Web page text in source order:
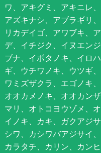
ワ、アキグミ、アキニレ
アズキナシ、アブラギリ
リカデイゴ、アワブキ、
デ、イチジク、イヌエン
ブナ、イボタノキ、イロ
ギ、ウチワノキ、ウツギ
ワミズザクラ、エゴノキ
オオカメノキ、オオカン
マリ、オトコヨウゾメ、
イノキ、カキ、ガクアジ
シワ、カシワバアジサイ
カラタチ、カリン、カン